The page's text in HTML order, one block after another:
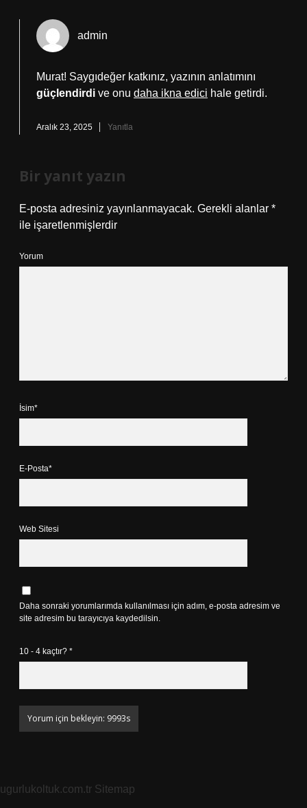
admin
Murat! Saygıdeğer katkınız, yazının anlatımını
güçlendirdi ve onu daha ikna edici hale getirdi.
Aralık 23, 2025 Yanıtla
Bir yanıt yazın
E-posta adresiniz yayınlanmayacak. Gerekli alanlar *
ile işaretlenmişlerdir
Yorum
İsim*
E-Posta*
Web Sitesi
Daha sonraki yorumlarımda kullanılması için adım, e-posta adresim ve
site adresim bu tarayıcıya kaydedilsin.
10 - 4 kaçtır? *
ugurlukoltuk.com.tr Sitemap